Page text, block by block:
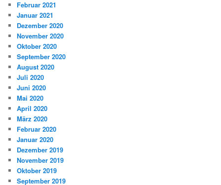
Februar 2021
Januar 2021
Dezember 2020
November 2020
Oktober 2020
September 2020
August 2020
Juli 2020
Juni 2020
Mai 2020
April 2020
März 2020
Februar 2020
Januar 2020
Dezember 2019
November 2019
Oktober 2019
September 2019